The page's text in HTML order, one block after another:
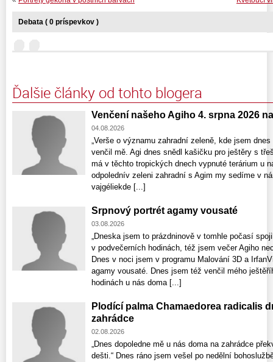
Debata ( 0 príspevkov )
Ďalšie články od tohto blogera
Venčení našeho Agiho 4. srpna 2026
04.08.2026
„Verše o významu zahradní zeleně, kde jsem
venčil mě. Agi dnes snědl kašičku pro ještěry s
má v těchto tropických dnech vypnuté terárium u
odpolednív zeleni zahradní s Agim my sedíme v
vajgéliekde [...]
Srpnový portrét agamy vousaté
03.08.2026
„Dneska jsem to prázdninově v tomhle počasí
v podvečerních hodinách, též jsem večer Agiho
Dnes v noci jsem v programu Malování 3D a
agamy vousaté. Dnes jsem též venčil mého
hodinách u nás doma [...]
Plodící palma Chamaedorea radicalis
zahrádce
02.08.2026
„Dnes dopoledne mě u nás doma na zahrádce
dešti.“ Dnes ráno jsem vešel po nedělní